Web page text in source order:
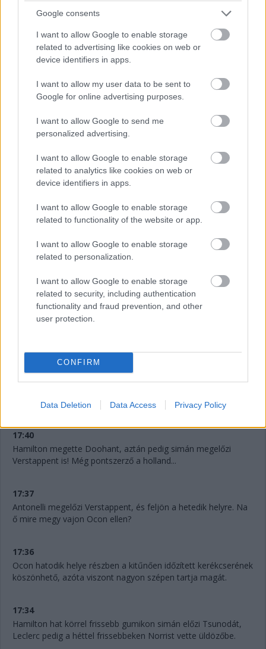
Google consents
I want to allow Google to enable storage
related to advertising like cookies on web or
device identifiers in apps.
I want to allow my user data to be sent to
Google for online advertising purposes.
I want to allow Google to send me
personalized advertising.
I want to allow Google to enable storage
related to analytics like cookies on web or
device identifiers in apps.
I want to allow Google to enable storage
related to functionality of the website or app.
I want to allow Google to enable storage
related to personalization.
I want to allow Google to enable storage
related to security, including authentication
functionality and fraud prevention, and other
user protection.
CONFIRM
Data Deletion Data Access Privacy Policy
Leclerc megtámadta Norrist a célegyenes végén, de annyira
előzést.
Antonelli utolsó figyelmeztetést kap a pályahatárok miatt (a
Egy pillanatnyi állás 23 kör után:
17:41
fiataloknak.
17:40
Hamilton megette Doohant, aztán pedig simán megelőzi
Verstappent is! Még pontszerző a holland...
17:37
Antonelli megelőzi Verstappent, és feljön a hetedik helyre. Na
ő mire megy vajon Ocon ellen?
17:36
Ocon hatodik helye részben a kitűnően időzített kerékcserének
köszönhető, azóta viszont nagyon szépen tartja magát.
17:34
Hamilton hat körrel frissebb gumikon simán előzi Tsunodát,
Leclerc pedig a héttel frissebbeken Norrist vette üldözőbe.